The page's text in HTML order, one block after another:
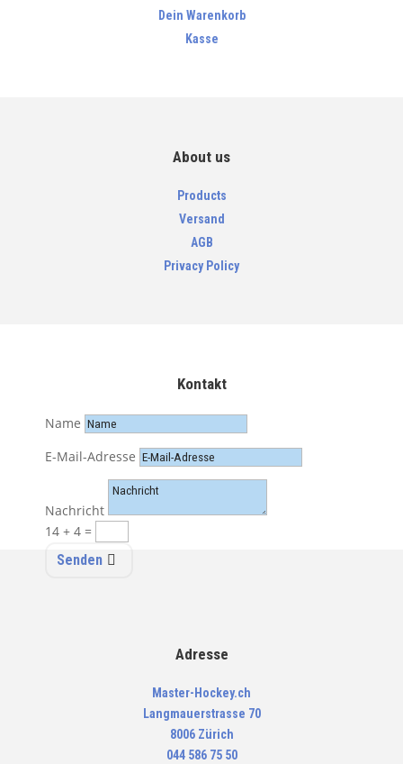
Dein Warenkorb
Kasse
About us
Products
Versand
AGB
Privacy Policy
Kontakt
Name
E-Mail-Adresse
Nachricht
14 + 4 =
Senden
Adresse
Master-Hockey.ch
Langmauerstrasse 70
8006 Zürich
044 586 75 50